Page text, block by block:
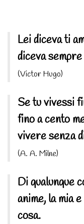
Lei diceva ti
diceva
(Victor Hugo)
Se tu vivessi
fino a cento
vivere senza
(A. A. Milne)
Di qualunque
anime, la mia
cosa.